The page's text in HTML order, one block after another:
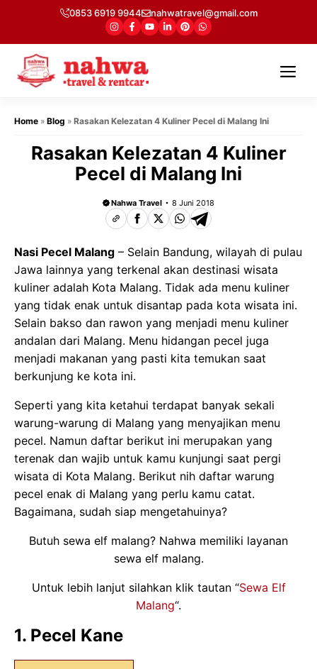
isi
0853 6919 9944 nahwatravel@gmail.com
Home » Blog » Rasakan Kelezatan 4 Kuliner Pecel di Malang Ini
Rasakan Kelezatan 4 Kuliner
Pecel di Malang Ini
Nahwa Travel 8 Juni 2018
Nasi Pecel Malang – Selain Bandung, wilayah di pulau
Jawa lainnya yang terkenal akan destinasi wisata
kuliner adalah Kota Malang. Tidak ada menu kuliner
yang tidak enak untuk disantap pada kota wisata ini.
Selain bakso dan rawon yang menjadi menu kuliner
andalan dari Malang. Menu hidangan pecel juga
menjadi makanan yang pasti kita temukan saat
berkunjung ke kota ini.
Seperti yang kita ketahui terdapat banyak sekali
warung-warung di Malang yang menyajikan menu
pecel. Namun daftar berikut ini merupakan yang
terenak dan wajib untuk kamu kunjungi saat pergi
wisata di Kota Malang. Berikut nih daftar warung
pecel enak di Malang yang perlu kamu catat.
Bagaimana, sudah siap mengetahuinya?
Butuh sewa elf malang? Nahwa memiliki layanan
sewa elf malang.
Untuk lebih lanjut silahkan klik tautan “Sewa Elf
Malang“.
1. Pecel Kane